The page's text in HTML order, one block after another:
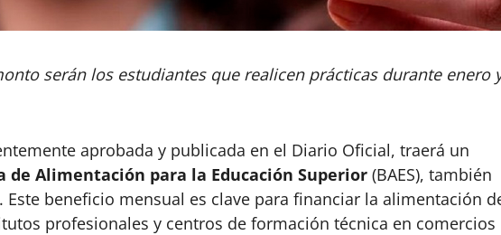
serán los estudiantes que realicen prácticas durante enero
aprobada y publicada en el Diario Oficial, traerá un
de Alimentación para la Educación Superior (BAES), también
. Este beneficio mensual es clave para financiar la alimentación
profesionales y centros de formación técnica en comercios